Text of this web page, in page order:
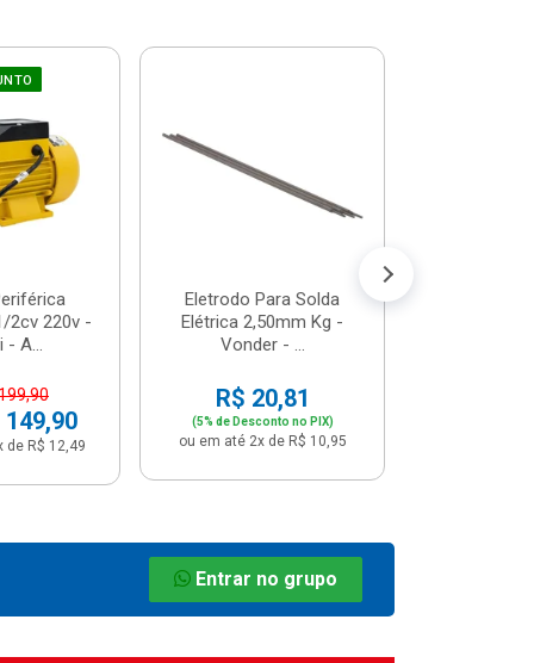
2cv 220v -
- A...
149,90
de R$ 12,49
Eletrodo Para Solda
Elétrica 2,50mm Kg -
Vonder - ...
R$ 20,81
(5% de Desconto no PIX)
ou em até 2x de R$ 10,95
Entrar no grupo